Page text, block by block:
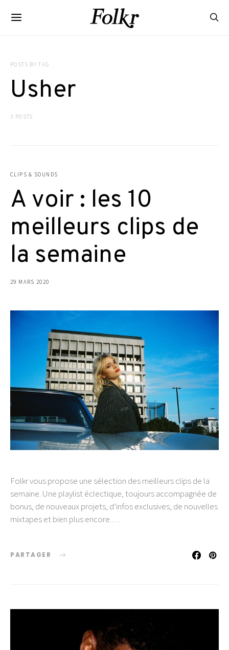
POSTS BY TAG
Usher
3 POSTS
CLIPS & SOUNDS
A voir : les 10
meilleurs clips de
la semaine
29 MARS 2020
Folkr vous propose une sélection des meilleurs clips de la
semaine. Une playlist éclectique, toujours accompagnée de
bonus, de nouveaux projets, d’infos exclusives, de nouvelles
mixtapes et bien plus encore.…
PARTAGER